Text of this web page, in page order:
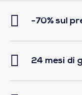
-70% sul
24 mesi di